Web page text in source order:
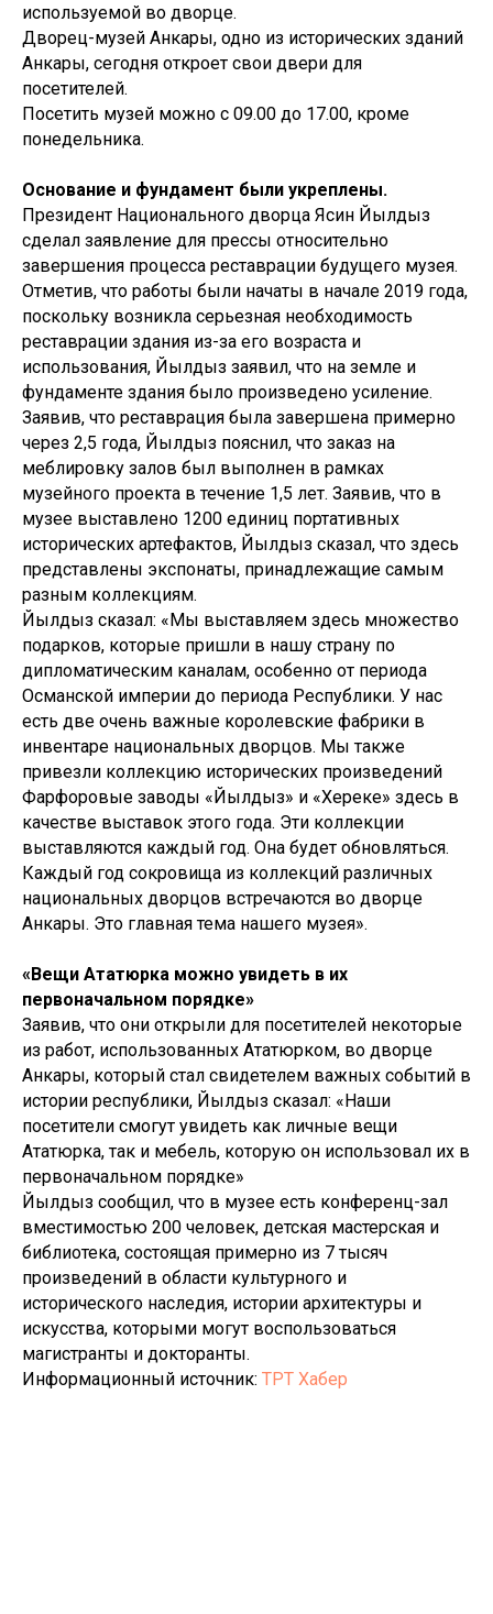
используемой во дворце.
Дворец-музей Анкары, одно из исторических зданий
Анкары, сегодня откроет свои двери для
посетителей.
Посетить музей можно с 09.00 до 17.00, кроме
понедельника.
Основание и фундамент были укреплены.
Президент Национального дворца Ясин Йылдыз
сделал заявление для прессы относительно
завершения процесса реставрации будущего музея.
Отметив, что работы были начаты в начале 2019 года,
поскольку возникла серьезная необходимость
реставрации здания из-за его возраста и
использования, Йылдыз заявил, что на земле и
фундаменте здания было произведено усиление.
Заявив, что реставрация была завершена примерно
через 2,5 года, Йылдыз пояснил, что заказ на
меблировку залов был выполнен в рамках
музейного проекта в течение 1,5 лет. Заявив, что в
музее выставлено 1200 единиц портативных
исторических артефактов, Йылдыз сказал, что здесь
представлены экспонаты, принадлежащие самым
разным коллекциям.
Йылдыз сказал: «Мы выставляем здесь множество
подарков, которые пришли в нашу страну по
дипломатическим каналам, особенно от периода
Османской империи до периода Республики. У нас
есть две очень важные королевские фабрики в
инвентаре национальных дворцов. Мы также
привезли коллекцию исторических произведений
Фарфоровые заводы «Йылдыз» и «Хереке» здесь в
качестве выставок этого года. Эти коллекции
выставляются каждый год. Она будет обновляться.
Каждый год сокровища из коллекций различных
национальных дворцов встречаются во дворце
Анкары. Это главная тема нашего музея».
«Вещи Ататюрка можно увидеть в их
первоначальном порядке»
Заявив, что они открыли для посетителей некоторые
из работ, использованных Ататюрком, во дворце
Анкары, который стал свидетелем важных событий в
истории республики, Йылдыз сказал: «Наши
посетители смогут увидеть как личные вещи
Ататюрка, так и мебель, которую он использовал их в
первоначальном порядке»
Йылдыз сообщил, что в музее есть конференц-зал
вместимостью 200 человек, детская мастерская и
библиотека, состоящая примерно из 7 тысяч
произведений в области культурного и
исторического наследия, истории архитектуры и
искусства, которыми могут воспользоваться
магистранты и докторанты.
Информационный источник: ТРТ Хабер